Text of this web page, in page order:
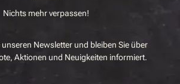
Nichts mehr verpassen!
Newsletter und bleiben Sie über
Aktionen und Neuigkeiten informiert.